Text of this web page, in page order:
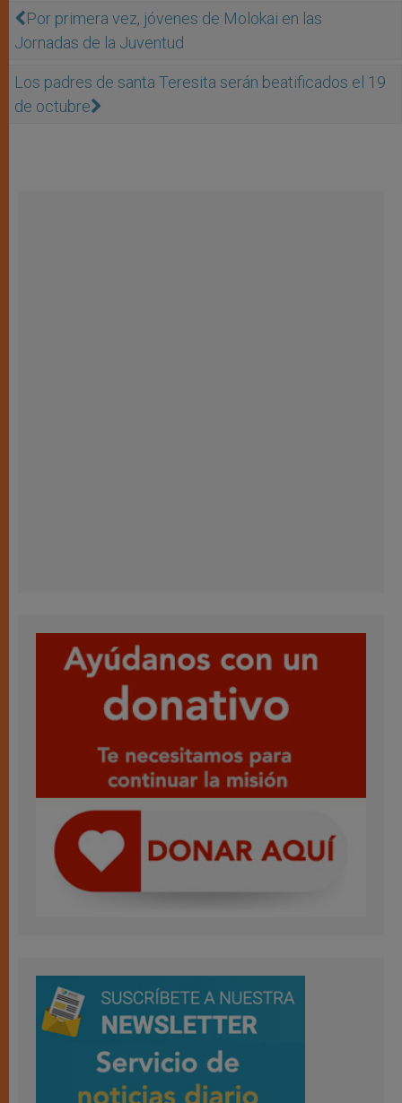
Por primera vez, jóvenes de Molokai en las
Jornadas de la Juventud
Los padres de santa Teresita serán beatificados el 19
de octubre